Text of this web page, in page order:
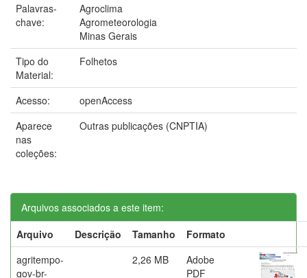
Palavras-
chave:
Agroclima
Agrometeorologia
Minas Gerais
Tipo do
Material:
Folhetos
Acesso:
openAccess
Aparece
nas
coleções:
Outras publicações (CNPTIA)
Arquivos associados a este item:
Arquivo
Descrição Tamanho
Formato
agritempo-
gov-br-
2,26 MB
Adobe
PDF